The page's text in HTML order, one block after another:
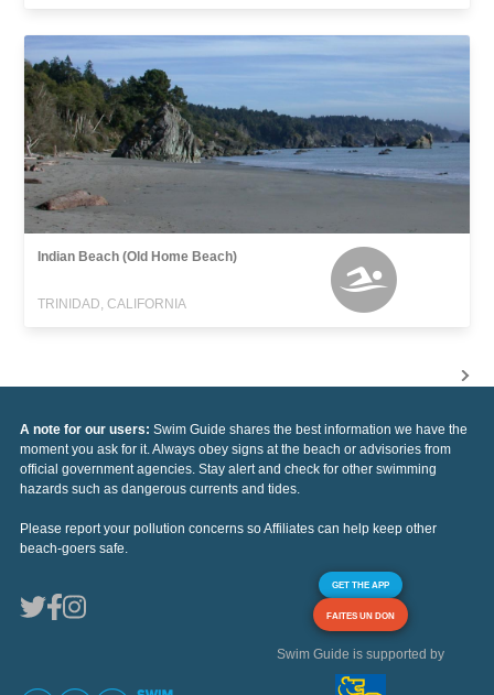
Indian Beach (Old Home Beach)
TRINIDAD, CALIFORNIA
A note for our users: Swim Guide shares the best information we have the
moment you ask for it. Always obey signs at the beach or advisories from
official government agencies. Stay alert and check for other swimming
hazards such as dangerous currents and tides.
Please report your pollution concerns so Affiliates can help keep other
beach-goers safe.
GET THE APP
FAITES UN DON
Swim Guide is supported by